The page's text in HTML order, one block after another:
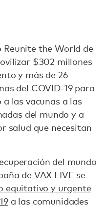
Reunite the World de
$302 millones
y más de 26
del COVID-19 para
las vacunas a las
del mundo y a
salud que necesitan
del mundo
de VAX LIVE se
equitativo y urgente
a las comunidades